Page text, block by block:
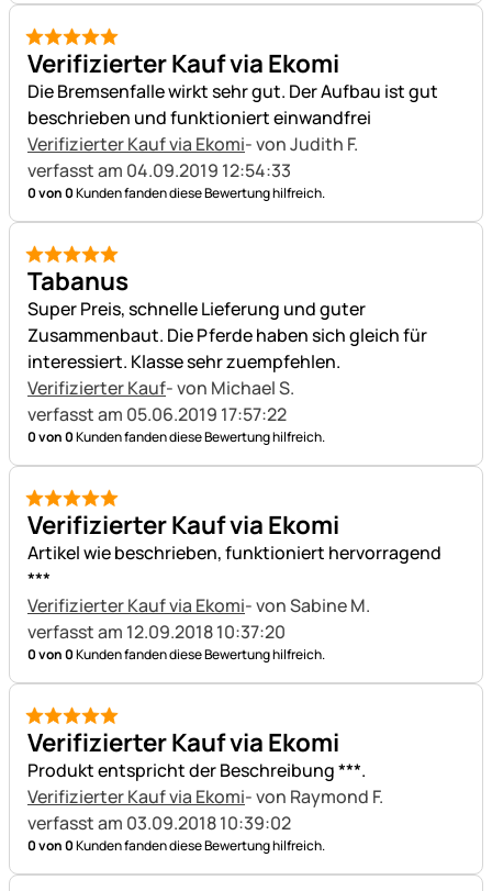
5 von 5
Verifizierter Kauf via Ekomi
Die Bremsenfalle wirkt sehr gut. Der Aufbau ist gut
beschrieben und funktioniert einwandfrei
Verifizierter Kauf via Ekomi- von Judith F.
verfasst am 04.09.2019 12:54:33
0 von 0Kunden fanden diese Bewertung hilfreich.
5 von 5
Tabanus
Super Preis, schnelle Lieferung und guter
Zusammenbaut. Die Pferde haben sich gleich für
interessiert. Klasse sehr zuempfehlen.
Verifizierter Kauf- von Michael S.
verfasst am 05.06.2019 17:57:22
0 von 0Kunden fanden diese Bewertung hilfreich.
5 von 5
Verifizierter Kauf via Ekomi
Artikel wie beschrieben, funktioniert hervorragend
***
Verifizierter Kauf via Ekomi- von Sabine M.
verfasst am 12.09.2018 10:37:20
0 von 0Kunden fanden diese Bewertung hilfreich.
5 von 5
Verifizierter Kauf via Ekomi
Produkt entspricht der Beschreibung ***.
Verifizierter Kauf via Ekomi- von Raymond F.
verfasst am 03.09.2018 10:39:02
0 von 0Kunden fanden diese Bewertung hilfreich.